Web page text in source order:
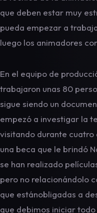
que deben estar muy
pueda empezar a
luego los animadores
En el equipo de
trabajaron unas 80
sigue siendo un
empezó a investigar la
visitando durante cuatro
una beca que le brindó
se han realizado
pero no relacionándolo
que estánobligadas a
que debimos iniciar